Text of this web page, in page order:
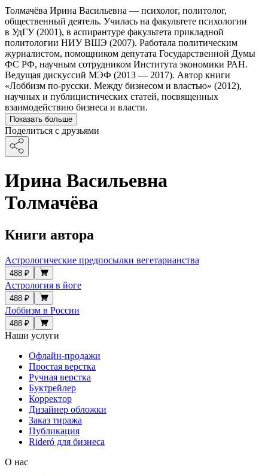
Толмачёва Ирина Васильевна — психолог, политолог,
общественный деятель. Училась на факультете психологии
в УдГУ (2001), в аспирантуре факультета прикладной
политологии НИУ ВШЭ (2007). Работала политическим
журналистом, помощником депутата Государственной Думы
ФС РФ, научным сотрудником Института экономики РАН.
Ведущая дискуссий МЭФ (2013 — 2017). Автор книги
«Лоббизм по-русски. Между бизнесом и властью» (2012),
научных и публицистических статей, посвященных
взаимодействию бизнеса и власти.
Показать больше
Поделиться с друзьями
Ирина Васильевна
Толмачёва
Книги автора
Астрологические предпосылки вегетарианства
488 ₽
Астрология в йоге
488 ₽
Лоббизм в России
488 ₽
Наши услуги
Офлайн-продажи
Простая верстка
Ручная верстка
Буктрейлер
Корректор
Дизайнер обложки
Заказ тиража
Публикация
Rideró для бизнеса
О нас